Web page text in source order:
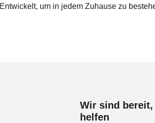
Entwickelt, um in jedem Zuhause zu
Wir sind bereit,
helfen